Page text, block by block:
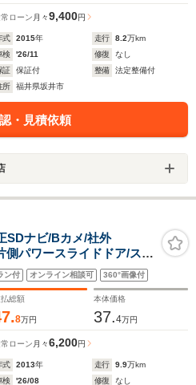
ローン 月々9,400円
式 2015年 走行 8.2万km
検
'26/11 修復
なし
証
保証付 整備
法定整備付
所
福井県坂井市
・見積依頼
ナビ/Bカメ/社外
側パワースライドドア/スタ
ラー/ドアバイザー/LEDオ
ン付 オンライン相談可 360°画像付
総額
8万円
本体価格
37.4万円
ローン 月々6,200円
式 2013年 走行 9.9万km
検
'26/08 修復 なし